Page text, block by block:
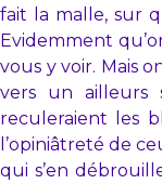
fait la malle, sur
Evidemment
vous y voir. Mais
vers un ailleurs
reculeraient les
l’opiniâtreté de
qui s’en